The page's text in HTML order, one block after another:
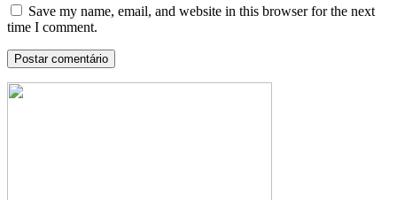
Save my name, email, and website in this browser for the next
time I comment.